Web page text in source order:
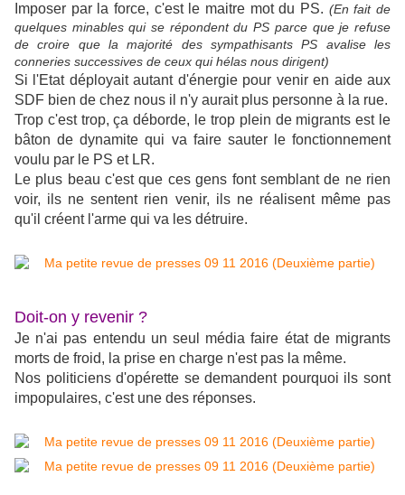
Imposer par la force, c'est le maitre mot du PS. (En fait de
quelques minables qui se répondent du PS parce que je refuse
de croire que la majorité des sympathisants PS avalise les
conneries successives de ceux qui hélas nous dirigent)
Si l'Etat déployait autant d'énergie pour venir en aide aux
SDF bien de chez nous il n'y aurait plus personne à la rue.
Trop c'est trop, ça déborde, le trop plein de migrants est le
bâton de dynamite qui va faire sauter le fonctionnement
voulu par le PS et LR.
Le plus beau c'est que ces gens font semblant de ne rien
voir, ils ne sentent rien venir, ils ne réalisent même pas
qu'il créent l'arme qui va les détruire.
Doit-on y revenir ?
Je n'ai pas entendu un seul média faire état de migrants
morts de froid, la prise en charge n'est pas la même.
Nos politiciens d'opérette se demandent pourquoi ils sont
impopulaires, c'est une des réponses.